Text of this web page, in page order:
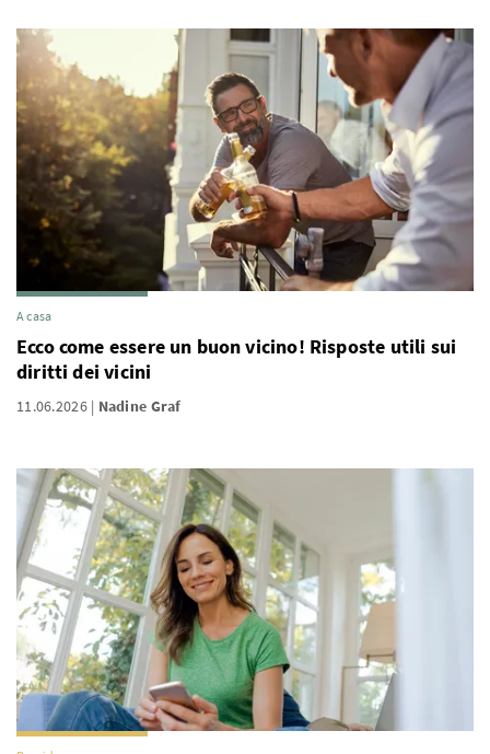
A casa
Ecco come essere un buon vicino! Risposte utili sui
diritti dei vicini
11.06.2026 Nadine Graf